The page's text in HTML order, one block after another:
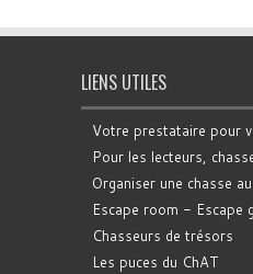
LIENS UTILES
Votre prestataire pour
Pour les lecteurs,
Organiser une chasse
Escape room - Escape
Chasseurs de trésors
Les puces du ChAT